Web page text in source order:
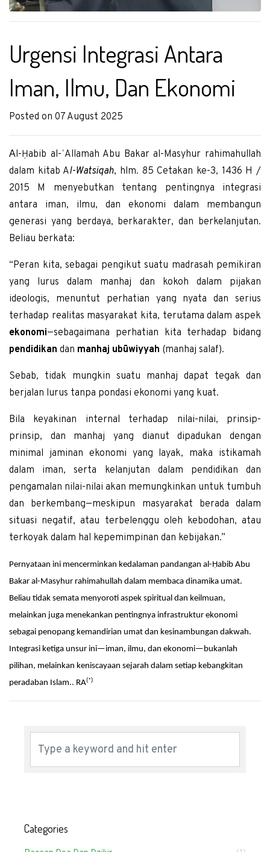
Urgensi Integrasi Antara
Iman, Ilmu, Dan Ekonomi
Posted on 07 August 2025
Al-Ḥabib al-ʿAllamah Abu Bakar al-Masyhur rahimahullah
dalam kitab Al-Watsiqah, hlm. 85 Cetakan ke-3, 1436 H /
2015 M menyebutkan tentang pentingnya integrasi
antara iman, ilmu, dan ekonomi dalam membangun
generasi yang berdaya, berkarakter, dan berkelanjutan.
Beliau berkata:
“Peran kita, sebagai pengikut suatu madrasah pemikiran
yang lurus dalam manhaj dan kokoh dalam pijakan
ideologis, menuntut perhatian yang nyata dan serius
terhadap realitas masyarakat kita, terutama dalam aspek
ekonomi—sebagaimana perhatian kita terhadap bidang
pendidikan dan manhaj ubūwiyyah (manhaj salaf).
Sebab, tidak mungkin suatu manhaj dapat tegak dan
berjalan lurus tanpa pondasi ekonomi yang kuat.
Bila keyakinan internal terhadap nilai-nilai, prinsip-
prinsip, dan manhaj yang dianut dipadukan dengan
minimal jaminan ekonomi yang layak, maka istikamah
dalam iman, serta kelanjutan dalam pendidikan dan
pengamalan nilai-nilai akan memungkinkan untuk tumbuh
dan berkembang—meskipun masyarakat berada dalam
situasi negatif, atau terbelenggu oleh kebodohan, atau
terkoyak dalam hal kepemimpinan dan kebijakan.”
Pernyataan ini mencerminkan kedalaman pandangan al-Ḥabib Abu
Bakar al-Masyhur rahimahullah dalam membaca dinamika umat.
Beliau tidak semata menyoroti aspek spiritual dan keilmuan,
melainkan juga menekankan pentingnya infrastruktur ekonomi
sebagai penopang kemandirian umat dan kesinambungan dakwah.
Integrasi ketiga unsur ini—iman, ilmu, dan ekonomi—bukanlah
pilihan, melainkan keniscayaan sejarah dalam setiap kebangkitan
peradaban Islam.. RA(*)
Categories